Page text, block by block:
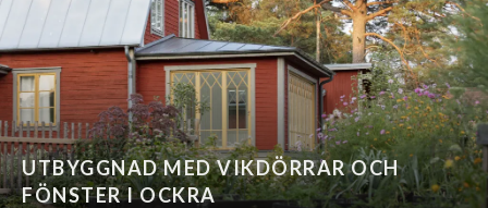
UTBYGGNAD MED VIKDÖRRAR OCH
FÖNSTER I OCKRA